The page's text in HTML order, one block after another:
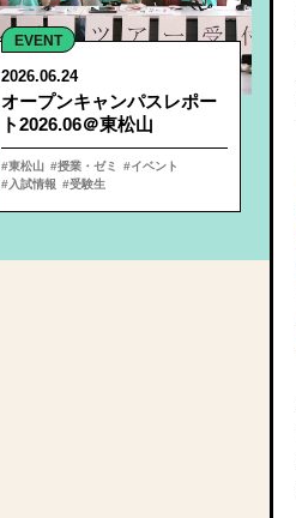
EVENT
2026.06.24
オープンキャンパスレポー
ト2026.06＠東松山
東松山 授業・ゼミ
イベント
入試情報
受験生